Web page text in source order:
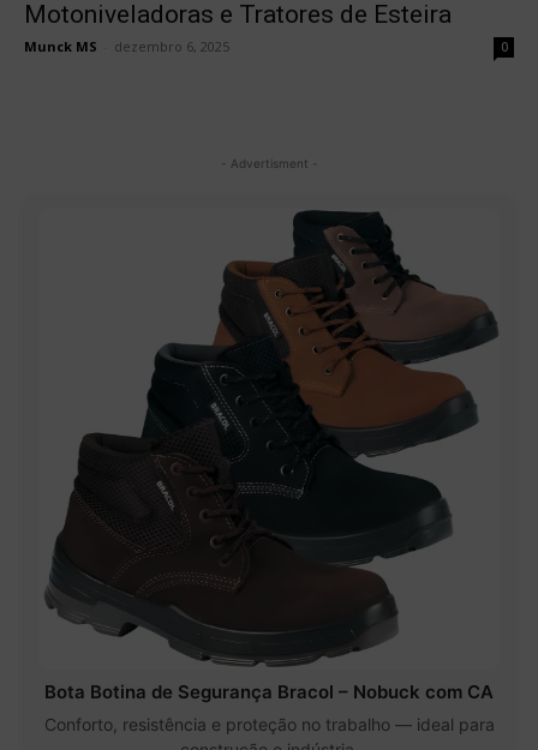
Motoniveladoras e Tratores de Esteira
Munck MS dezembro 6, 2025 0
- Advertisment -
Bota Botina de Segurança Bracol – Nobuck com CA
Conforto, resistência e proteção no trabalho — ideal para